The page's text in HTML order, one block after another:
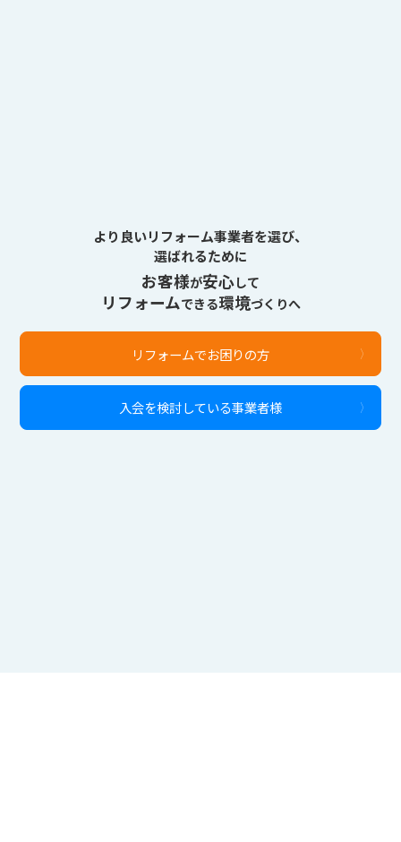
より良いリフォーム事業者を選び、
選ばれるために
お客様が安心して
リフォームできる環境づくりへ
リフォームでお困りの方
入会を検討している事業者様